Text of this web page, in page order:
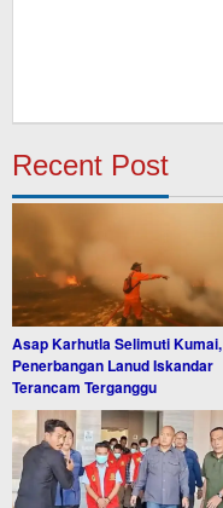
Recent Post
Asap Karhutla Selimuti Kumai,
Penerbangan Lanud Iskandar
Terancam Terganggu